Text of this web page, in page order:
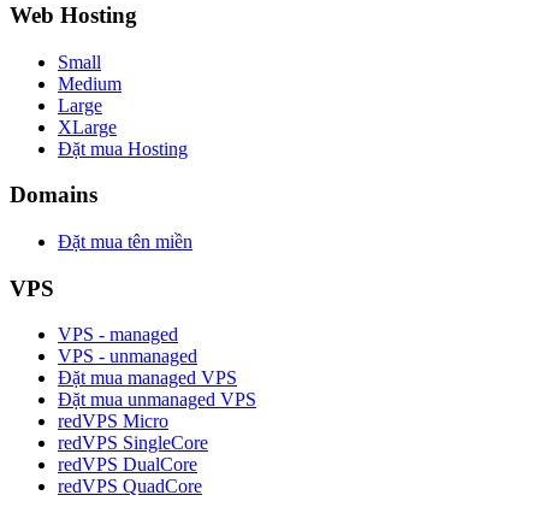
Web Hosting
Small
Medium
Large
XLarge
Đặt mua Hosting
Domains
Đặt mua tên miền
VPS
VPS - managed
VPS - unmanaged
Đặt mua managed VPS
Đặt mua unmanaged VPS
redVPS Micro
redVPS SingleCore
redVPS DualCore
redVPS QuadCore